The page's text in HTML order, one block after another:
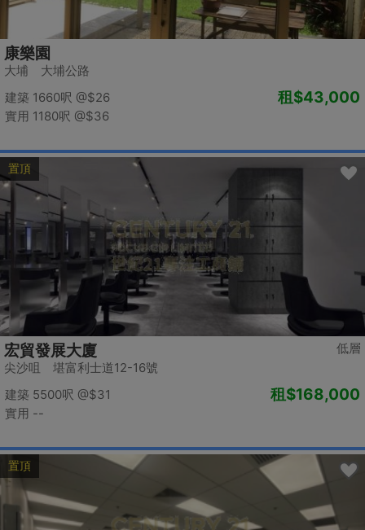
康樂園
大埔 大埔公路
建築 1660呎 @$26
實用 1180呎 @$36
租$43,000
置頂
低層
宏貿發展大廈
尖沙咀 堪富利士道12-16號
建築 5500呎 @$31
實用 --
租$168,000
置頂